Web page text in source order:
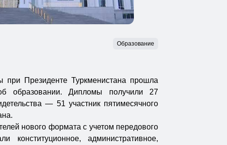
Образование
при Президенте Туркменистана прошла
образовании. Дипломы получили 27
— 51 участник пятимесячного
нового формата с учетом передового
конституционное, административное,